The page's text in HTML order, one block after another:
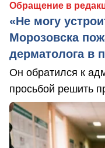
Обращение в
«Не могу
Морозовска
дерматолога в
Он обратился к
просьбой решить